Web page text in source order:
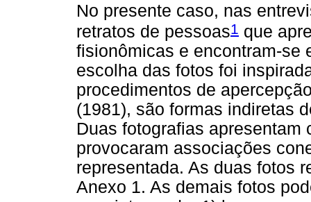
No presente caso, nas
retratos de pessoas1 que
fisionômicas e encontram-se
escolha das fotos foi
procedimentos de
(1981), são formas indiretas
Duas fotografias
provocaram associações
representada. As duas fotos
Anexo 1. As demais fotos